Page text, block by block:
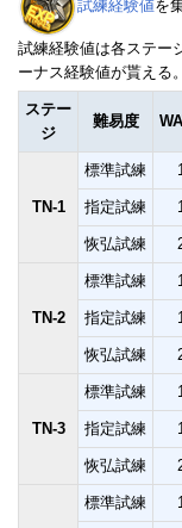
試練経験値を
試練経験値は各ステー
ーナス経験値が貰える。
ステー
ジ
難易度
TN-1
標準試練
指定試練
恢弘試練
TN-2
標準試練
指定試練
恢弘試練
TN-3
標準試練
指定試練
恢弘試練
標準試練